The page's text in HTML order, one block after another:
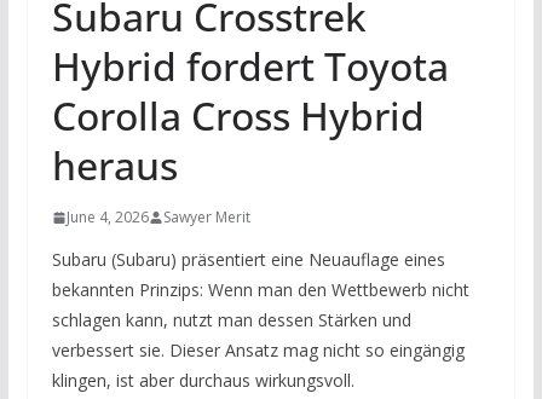
Subaru Crosstrek
Hybrid fordert Toyota
Corolla Cross Hybrid
heraus
June 4, 2026 Sawyer Merit
Subaru (Subaru) präsentiert eine Neuauflage eines
bekannten Prinzips: Wenn man den Wettbewerb nicht
schlagen kann, nutzt man dessen Stärken und
verbessert sie. Dieser Ansatz mag nicht so eingängig
klingen, ist aber durchaus wirkungsvoll.